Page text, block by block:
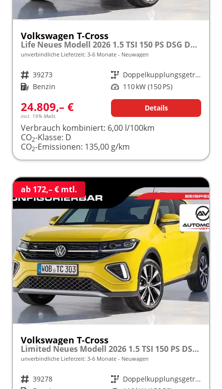
Volkswagen T-Cross
Life Neues Modell 2026 1.5 TSI 150 PS DSG DSG/AUTOMATIK, 16" Alu, Parksensoren vo/hi, LED-Scheinwerfer, Radio Composition 8", App-Connect, Klima, M-Lederlenkrad, Digitales Cockpit, Müdigkeitserkennung, Dachreling, Lane Assist, Armlehne vorn
unverbindliche Lieferzeit: 3-6 Monate Neuwagen
Fahrzeugnr. 39273 Getriebe
Doppelkupplungsgetriebe (DSG)
Kraftstoff Benzin Leistung 110 kW (150 PS)
24.809,– €
incl. 19% MwSt.
Details
Verbrauch kombiniert: 6,00 l/100km
CO2-Klasse: D
CO2-Emissionen: 135,00 g/km
ab 172,– € mtl.
Volkswagen T-Cross
Limited Neues Modell 2026 1.5 TSI 150 PS DSG 17" Kamera, Alu, Parksensoren vo/hi, LED-Scheinwerfer, Radio Composition 8", App-Connect, Klima, M-Lederlenkrad, Digitales Cockpit, Müdigkeitserkennung, Dachreling, Lane Assist, Armlehne vorn
unverbindliche Lieferzeit: 3-6 Monate Neuwagen
Fahrzeugnr. 39278 Getriebe
Doppelkupplungsgetriebe (DSG)